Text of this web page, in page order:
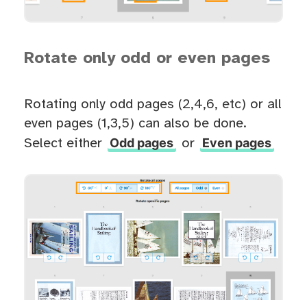
Rotate only odd or even pages
Rotating only odd pages (2,4,6, etc) or all
even pages (1,3,5) can also be done.
Select either Odd pages or Even pages